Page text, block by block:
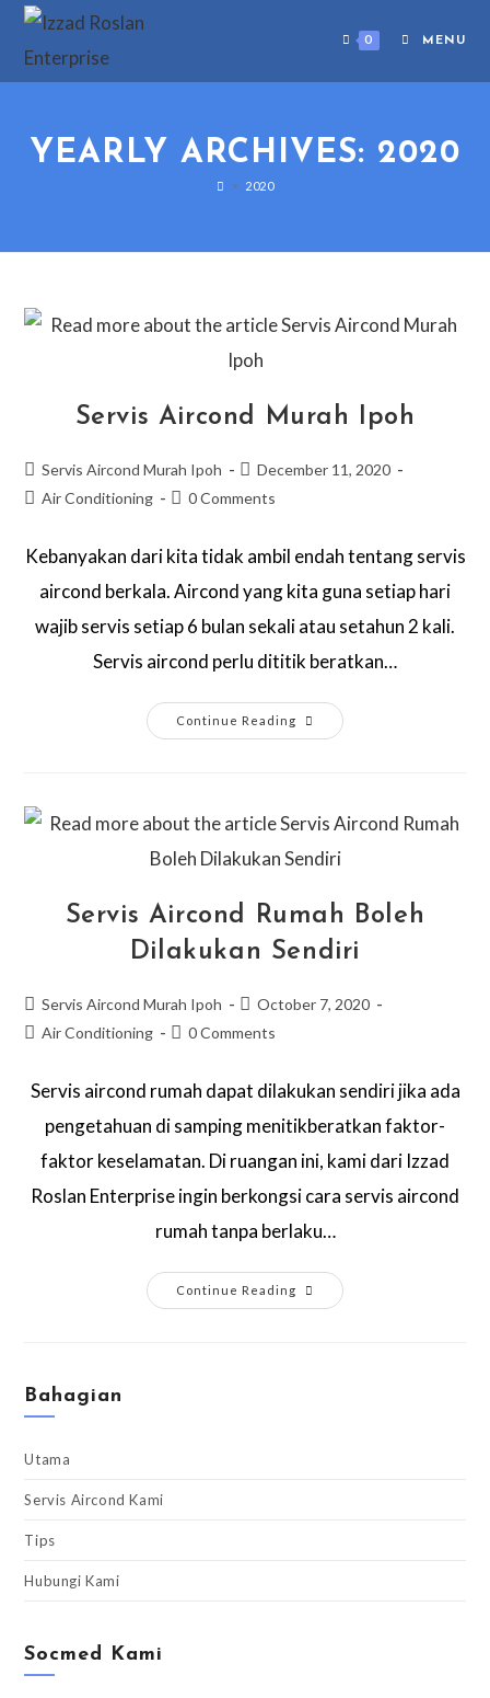
0 MENU
YEARLY ARCHIVES: 2020
> 2020
Servis Aircond Murah Ipoh
Servis Aircond Murah Ipoh
December 11, 2020
Air Conditioning
0 Comments
Kebanyakan dari kita tidak ambil endah tentang servis
aircond berkala. Aircond yang kita guna setiap hari
wajib servis setiap 6 bulan sekali atau setahun 2 kali.
Servis aircond perlu dititik beratkan…
Continue Reading
Servis Aircond Rumah Boleh
Dilakukan Sendiri
Servis Aircond Murah Ipoh
October 7, 2020
Air Conditioning
0 Comments
Servis aircond rumah dapat dilakukan sendiri jika ada
pengetahuan di samping menitikberatkan faktor-
faktor keselamatan. Di ruangan ini, kami dari Izzad
Roslan Enterprise ingin berkongsi cara servis aircond
rumah tanpa berlaku…
Continue Reading
Bahagian
Utama
Servis Aircond Kami
Tips
Hubungi Kami
Socmed Kami